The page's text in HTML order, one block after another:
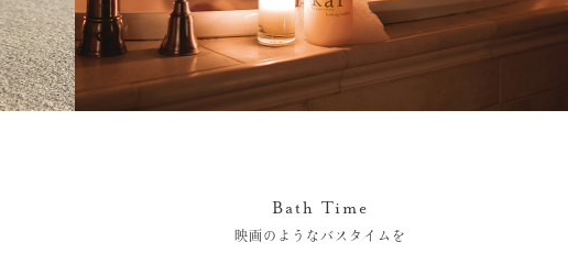
Bath Time
映画のようなバスタイムを